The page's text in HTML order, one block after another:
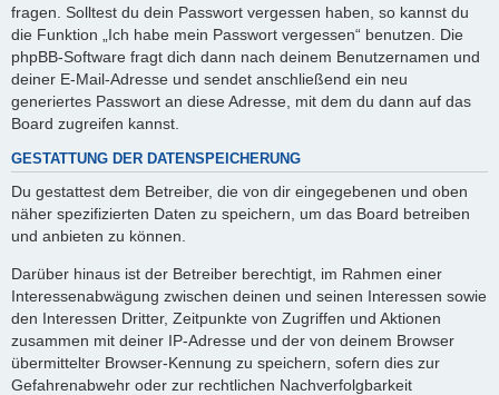
fragen. Solltest du dein Passwort vergessen haben, so kannst du
die Funktion „Ich habe mein Passwort vergessen“ benutzen. Die
phpBB-Software fragt dich dann nach deinem Benutzernamen und
deiner E-Mail-Adresse und sendet anschließend ein neu
generiertes Passwort an diese Adresse, mit dem du dann auf das
Board zugreifen kannst.
GESTATTUNG DER DATENSPEICHERUNG
Du gestattest dem Betreiber, die von dir eingegebenen und oben
näher spezifizierten Daten zu speichern, um das Board betreiben
und anbieten zu können.
Darüber hinaus ist der Betreiber berechtigt, im Rahmen einer
Interessenabwägung zwischen deinen und seinen Interessen sowie
den Interessen Dritter, Zeitpunkte von Zugriffen und Aktionen
zusammen mit deiner IP-Adresse und der von deinem Browser
übermittelter Browser-Kennung zu speichern, sofern dies zur
Gefahrenabwehr oder zur rechtlichen Nachverfolgbarkeit